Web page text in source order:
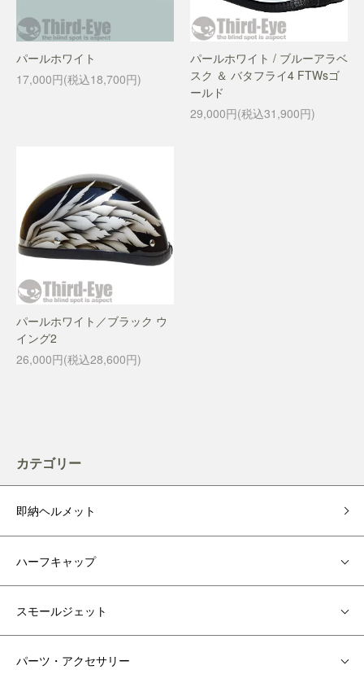
パールホワイト
17,000円(税込18,700円)
パールホワイト / ブルーアラベ
スク ＆ バタフライ4 FTWsゴ
ールド
29,000円(税込31,900円)
パールホワイト／ブラック ウ
イング2
26,000円(税込28,600円)
カテゴリー
即納ヘルメット
ハーフキャップ
スモールジェット
パーツ・アクセサリー